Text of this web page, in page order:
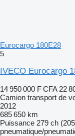
Eurocargo 180E28
5
IVECO Eurocargo
14 950 000 F CFA 22
Camion transport de
2012
685 650 km
Puissance 279 ch
pneumatique/